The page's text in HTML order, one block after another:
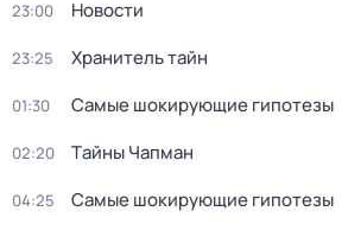
23:00 Новости
23:25 Хранитель тайн
01:30 Самые шoкиpующие гипотезы
02:20 Тaйны Чапман
04:25 Самые шoкиpующие гипотезы